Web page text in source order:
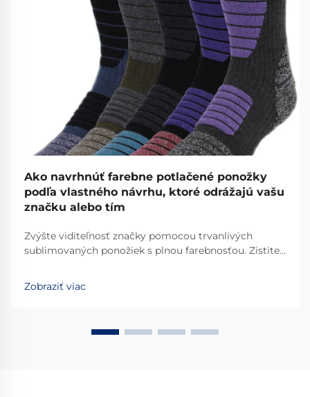
Ako navrhnúť farebne potlačené ponožky
podľa vlastného návrhu, ktoré odrážajú vašu
značku alebo tím
Zvýšte viditeľnosť značky pomocou trvanlivých
sublimovaných ponožiek s plnou farebnosťou. Zistite,
marketingový ROI. Získajte teraz odborné tipy na
Zobraziť viac